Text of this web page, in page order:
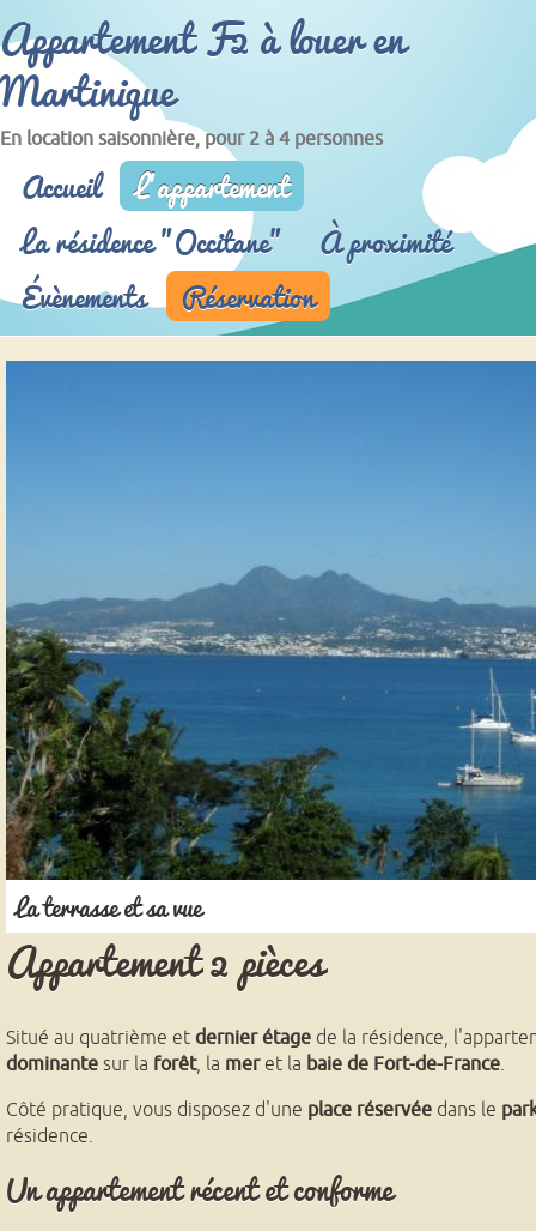
Appartement F2 à louer en
Martinique
En location saisonnière, pour 2 à 4 personnes
Menu principal
Accueil
L'appartement
La résidence "Occitane"
À proximité
Évènements
Réservation
La terrasse et sa vue
Précédent
Suivant
Appartement 2 pièces
Situé au quatrième et dernier étagede la résidence,
dominantesur la forêt, la meret la baie de Fort-de-France.
Côté pratique, vous disposez d'une place réservéedans le
résidence.
Un appartement récent et conforme